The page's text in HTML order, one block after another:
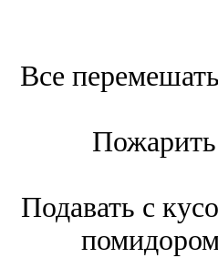
Все
Пожарить
Подавать с